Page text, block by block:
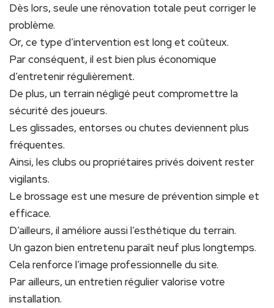
Dès lors, seule une rénovation totale peut corriger le
problème.
Or, ce type d’intervention est long et coûteux.
Par conséquent, il est bien plus économique
d’entretenir régulièrement.
De plus, un terrain négligé peut compromettre la
sécurité des joueurs.
Les glissades, entorses ou chutes deviennent plus
fréquentes.
Ainsi, les clubs ou propriétaires privés doivent rester
vigilants.
Le brossage est une mesure de prévention simple et
efficace.
D’ailleurs, il améliore aussi l’esthétique du terrain.
Un gazon bien entretenu paraît neuf plus longtemps.
Cela renforce l’image professionnelle du site.
Par ailleurs, un entretien régulier valorise votre
installation.